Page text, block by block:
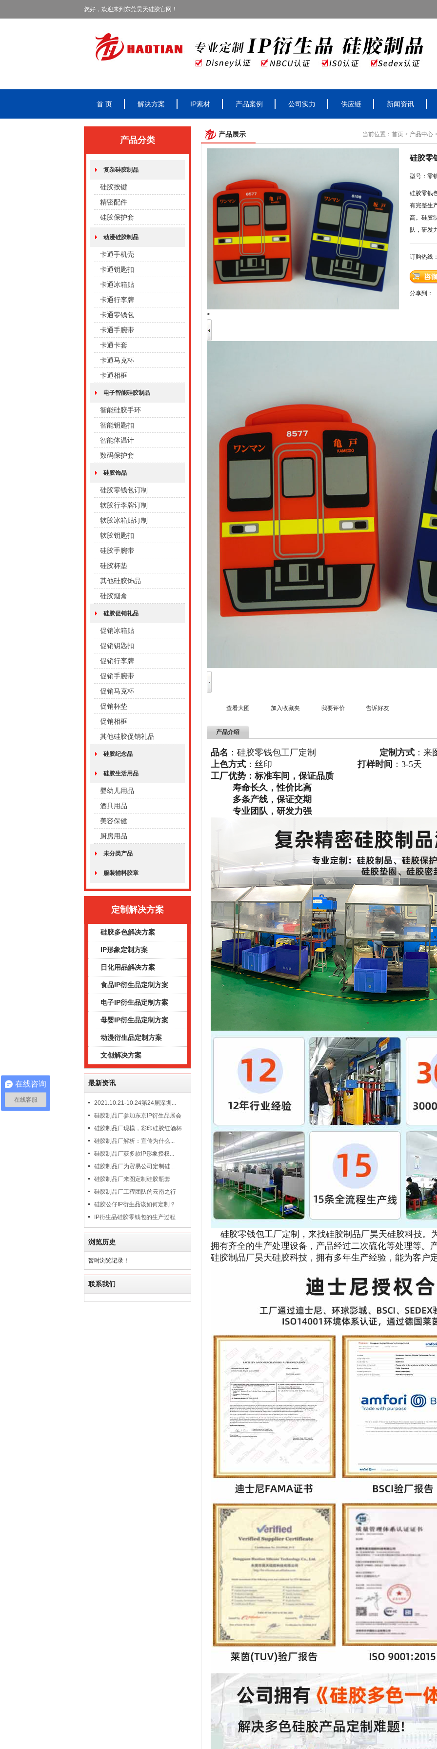
您好，欢迎来到东莞昊天硅胶官网！
首 页 解决方案 IP素材 产品案例 公司实力 供应链 新闻资讯
产品分类
复杂硅胶制品
硅胶按键
精密配件
硅胶保护套
动漫硅胶制品
卡通手机壳
卡通钥匙扣
卡通冰箱贴
卡通行李牌
卡通零钱包
卡通手腕带
卡通卡套
卡通马克杯
卡通相框
电子智能硅胶制品
智能硅胶手环
智能钥匙扣
智能体温计
数码保护套
硅胶饰品
硅胶零钱包订制
软胶行李牌订制
软胶冰箱贴订制
软胶钥匙扣
硅胶手腕带
硅胶杯垫
其他硅胶饰品
硅胶烟盒
硅胶促销礼品
促销冰箱贴
促销钥匙扣
促销行李牌
促销手腕带
促销马克杯
促销杯垫
促销相框
其他硅胶促销礼品
硅胶纪念品
硅胶生活用品
婴幼儿用品
酒具用品
美容保健
厨房用品
未分类产品
服装辅料胶章
定制解决方案
硅胶多色解决方案
IP形象定制方案
日化用品解决方案
食品IP衍生品定制方案
电子IP衍生品定制方案
母婴IP衍生品定制方案
动漫衍生品定制方案
文创解决方案
最新资讯
2021.10.21-10.24第24届深圳...
硅胶制品厂参加东京IP衍生品展会
硅胶制品厂现模，彩印硅胶红酒杯
硅胶制品厂解析：宣传为什么...
硅胶制品厂获多款IP形象授权...
硅胶制品厂为贸易公司定制硅...
硅胶制品厂来图定制硅胶瓶套
硅胶制品厂工程团队的云南之行
硅胶公仔IP衍生品该如何定制？
IP衍生品硅胶零钱包的生产过程
浏览历史
暂时浏览记录！
联系我们
产品展示 当前位置： 首页 > 产品中心
<
查看大图 加入收藏夹 我要评价 告诉好友
硅胶零
型号：零
硅胶零钱
有完整生
高。硅胶
队，研发
订购热线
分享到：
产品介绍
品名 ：硅胶零钱包工厂定制 定制方式 ：来
上色方式 ：丝印打样时间 ：3-5天
工厂优势：标准车间，保证品质
寿命长久，性价比高
多条产线，保证交期
专业团队，研发力强
硅胶零钱包工厂定制，来找硅胶制品厂昊天硅胶科技。
拥有齐全的生产处理设备，产品经过二次硫化等处理等。
硅胶制品厂昊天硅胶科技，拥有多年生产经验，能为客户
在线咨询
在线客服